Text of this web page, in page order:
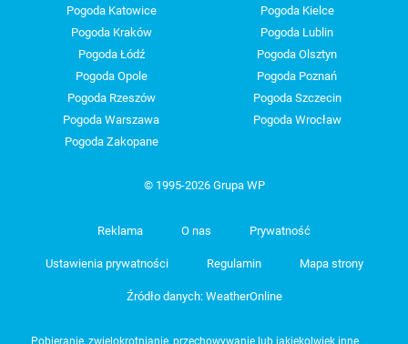
Pogoda Katowice
Pogoda Kielce
Pogoda Kraków
Pogoda Lublin
Pogoda Łódź
Pogoda Olsztyn
Pogoda Opole
Pogoda Poznań
Pogoda Rzeszów
Pogoda Szczecin
Pogoda Warszawa
Pogoda Wrocław
Pogoda Zakopane
© 1995-2026 Grupa WP
Reklama O nas Prywatność
Ustawienia prywatności Regulamin Mapa strony
Źródło danych: WeatherOnline
Pobieranie, zwielokrotnianie, przechowywanie lub jakiekolwiek inne